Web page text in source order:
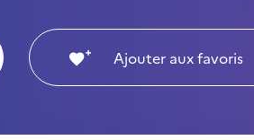
Ajouter aux favoris